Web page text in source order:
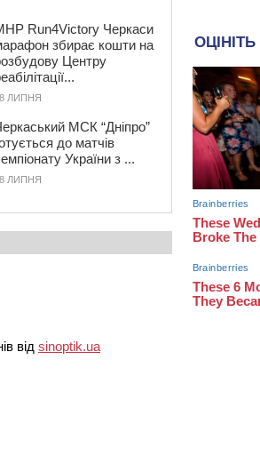
Run4Victory Черкаси
збирає кошти на
Центру
ЛИПНЯ
МСК “Дніпро”
до матчів
України з ...
ЛИПНЯ
від sinoptik.ua